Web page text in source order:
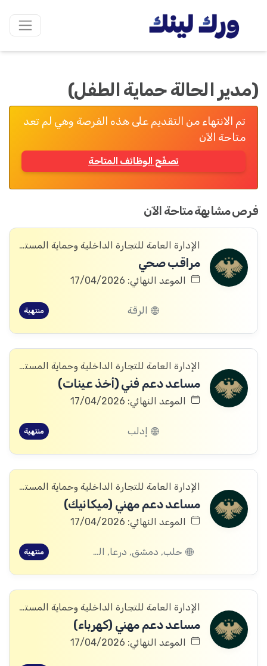
(مدير الحالة حماية الطفل)
تم الانتهاء من التقديم على هذه الفرصة وهي لم تعد
متاحة الآن
تصفّح الوظائف المتاحة
فرص مشابهة متاحة الآن
الإدارة العامة للتجارة الداخلية وحماية المستهلك
مراقب صحي
الموعد النهائي: 17/04/2026
الرقة منتهية
الإدارة العامة للتجارة الداخلية وحماية المستهلك
مساعد دعم فني (أخذ عينات)
الموعد النهائي: 17/04/2026
إدلب منتهية
الإدارة العامة للتجارة الداخلية وحماية المستهلك
مساعد دعم مهني (ميكانيك)
الموعد النهائي: 17/04/2026
حلب, دمشق, درعا, الرقة, الحسكة منتهية
الإدارة العامة للتجارة الداخلية وحماية المستهلك
مساعد دعم مهني (كهرباء)
الموعد النهائي: 17/04/2026